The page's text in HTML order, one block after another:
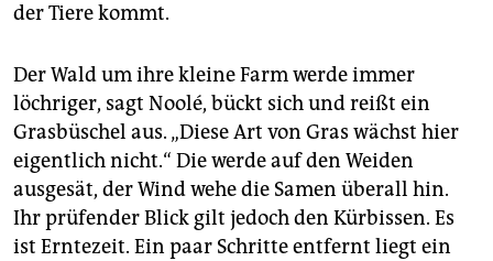
der Tiere kommt.
Der Wald um ihre kleine Farm werde immer
löchriger, sagt Noolé, bückt sich und reißt ein
Grasbüschel aus. „Diese Art von Gras wächst hier
eigentlich nicht.“ Die werde auf den Weiden
ausgesät, der Wind wehe die Samen überall hin.
Ihr prüfender Blick gilt jedoch den Kürbissen. Es
ist Erntezeit. Ein paar Schritte entfernt liegt ein